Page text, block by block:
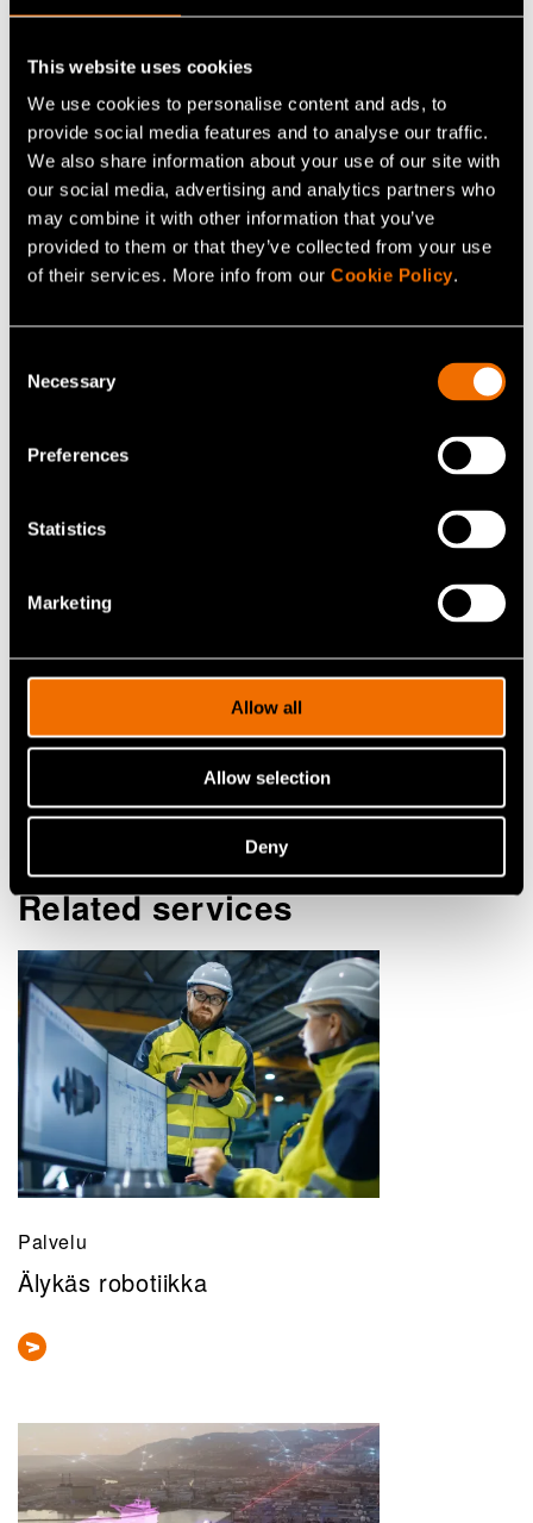
This website uses cookies
We use cookies to personalise content and ads, to
provide social media features and to analyse our traffic.
We also share information about your use of our site with
our social media, advertising and analytics partners who
may combine it with other information that you’ve
provided to them or that they’ve collected from your use
of their services. More info from our Cookie Policy.
Selection
Necessary
Preferences
Statistics
Marketing
Allow all
Allow selection
Deny
Share
Ota yhteyttä
Katso profiili
Related services
Palvelu
Älykäs robotiikka